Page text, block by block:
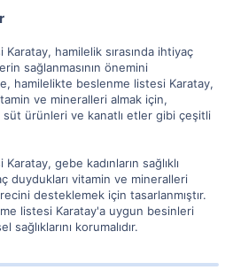
hamilelik sırasında ihtiyaç
sağlanmasının önemini
hamilelikte beslenme listesi Karatay,
ve mineralleri almak için,
süt ürünleri ve kanatlı etler gibi çeşitli
gebe kadınların sağlıklı
duydukları vitamin ve mineralleri
desteklemek için tasarlanmıştır.
listesi Karatay'a uygun besinleri
korumalıdır.